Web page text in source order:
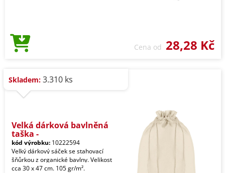
Cena od 28,28 Kč
Skladem: 3.310 ks
Velká dárková bavlněná
taška -
kód výrobku: 10222594
Velký dárkový sáček se stahovací
šňůrkou z organické bavlny. Velikost
cca 30 x 47 cm. 105 gr/m².